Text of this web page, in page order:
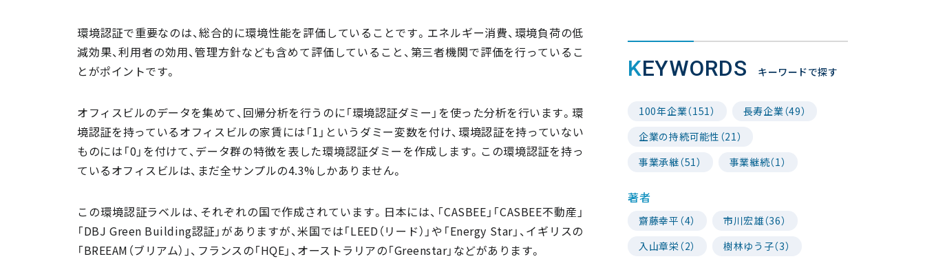
環境認証で重要なのは、総合的に環境性能を評価していることです。エネルギー消費、環境負荷の低
減効果、利用者の効用、管理方針なども含めて評価していること、第三者機関で評価を行っているこ
とがポイントです。
オフィスビルのデータを集めて、回帰分析を行うのに「環境認証ダミー」を使った分析を行います。環
境認証を持っているオフィスビルの家賃には「1」というダミー変数を付け、環境認証を持っていない
ものには「0」を付けて、データ群の特徴を表した環境認証ダミーを作成します。この環境認証を持っ
ているオフィスビルは、まだ全サンプルの4.3%しかありません。
この環境認証ラベルは、それぞれの国で作成されています。日本には、「CASBEE」「CASBEE不動産」
「DBJ Green Building認証」がありますが、米国では「LEED（リード）」や「Energy Star」、イギリスの
「BREEAM（ブリアム）」、フランスの「HQE」、オーストラリアの「Greenstar」などがあります。
KEYWORDS キーワードで探す
100年企業（151）
長寿企業（49）
企業の持続可能性（21）
事業承継（51）
事業継続（1）
著者
齋藤幸平（4）
市川宏雄（36）
入山章栄（2）
樹林ゆう子（3）